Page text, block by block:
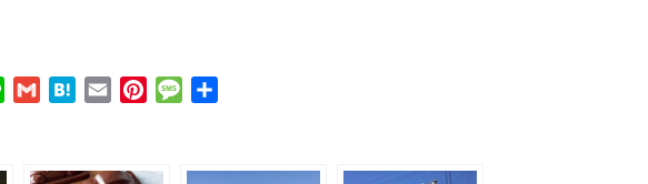
e
i
H
e
i
P
t
s